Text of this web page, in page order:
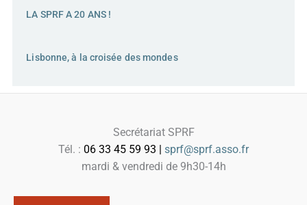
LA SPRF A 20 ANS !
Lisbonne, à la croisée des mondes
Secrétariat SPRF
Tél. : 06 33 45 59 93 | sprf@sprf.asso.fr
mardi & vendredi de 9h30-14h